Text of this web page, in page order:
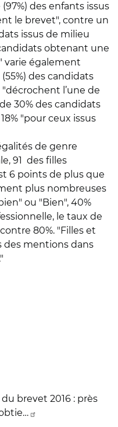
des enfants issus
le brevet", contre un
issus de milieu
obtenant une
varie également
des candidats
l’une de
30% des candidats
"pour ceux issus
de genre
91 des filles
6 points de plus que
plus nombreuses
ou "Bien", 40%
le taux de
80%. "Filles et
mentions dans
brevet 2016 : près